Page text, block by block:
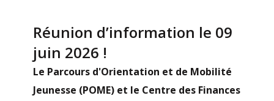
Réunion d’information le 09
juin 2026 !
Le Parcours d'Orientation et de Mobilité
Jeunesse (POME) et le Centre des Finances